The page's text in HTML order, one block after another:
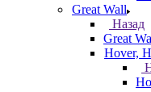
Great Wall
Назад
Great
Hover,